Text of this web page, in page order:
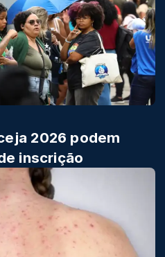
2026 podem
inscrição